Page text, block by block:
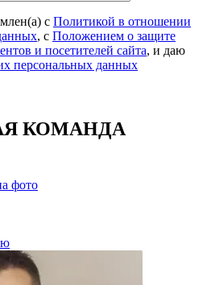
с Политикой в отношении
, с Положением о защите
и посетителей сайта, и даю
персональных данных
КОМАНДА